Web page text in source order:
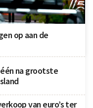
op aan de
na grootste
van euro’s ter